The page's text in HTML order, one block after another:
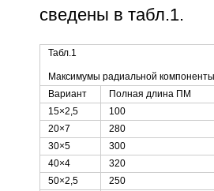
сведены в табл.1.
Табл.1
Максимумы радиальной
Вариант
Полная длина ПМ
15×2,5
100
20×7
280
30×5
300
40×4
320
50×2,5
250